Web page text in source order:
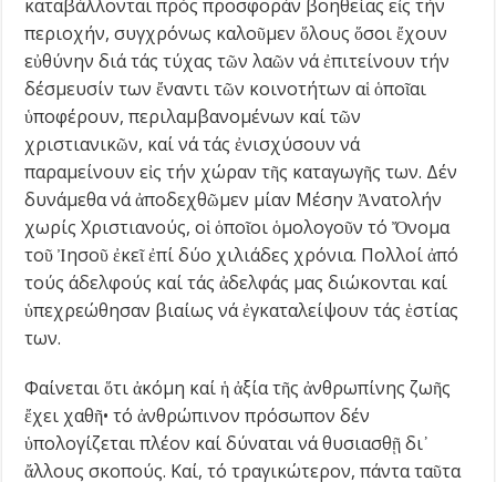
καταβάλλονται πρός προσφοράν βοηθείας εἰς τήν
περιοχήν, συγχρόνως καλοῦμεν ὅλους ὅσοι ἔχουν
εὐθύνην διά τάς τύχας τῶν λαῶν νά ἐπιτείνουν τήν
δέσμευσίν των ἔναντι τῶν κοινοτήτων αἱ ὁποῖαι
ὑποφέρουν, περιλαμβανομένων καί τῶν
χριστιανικῶν, καί νά τάς ἐνισχύσουν νά
παραμείνουν εἰς τήν χώραν τῆς καταγωγῆς των. Δέν
δυνάμεθα νά ἀποδεχθῶμεν μίαν Μέσην Ἀνατολήν
χωρίς Χριστιανούς, οἱ ὁποῖοι ὁμολογοῦν τό Ὄνομα
τοῦ Ἰησοῦ ἐκεῖ ἐπί δύο χιλιάδες χρόνια. Πολλοί ἀπό
τούς άδελφούς καί τάς ἀδελφάς μας διώκονται καί
ὑπεχρεώθησαν βιαίως νά ἐγκαταλείψουν τάς ἑστίας
των.
Φαίνεται ὅτι ἀκόμη καί ἡ ἀξία τῆς ἀνθρωπίνης ζωῆς
ἔχει χαθῆ• τό ἀνθρώπινον πρόσωπον δέν
ὑπολογίζεται πλέον καί δύναται νά θυσιασθῇ δι᾿
ἄλλους σκοπούς. Καί, τό τραγικώτερον, πάντα ταῦτα